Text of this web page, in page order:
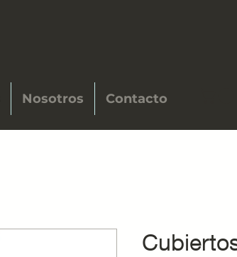
Nosotros Contacto